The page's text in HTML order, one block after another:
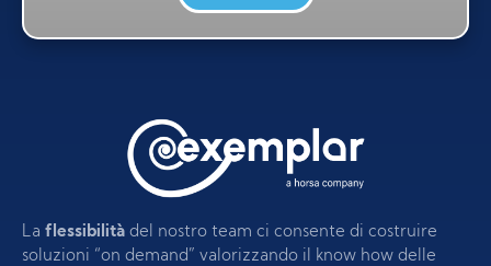
La flessibilità del nostro team ci consente di costruire
soluzioni “on demand” valorizzando il know how delle